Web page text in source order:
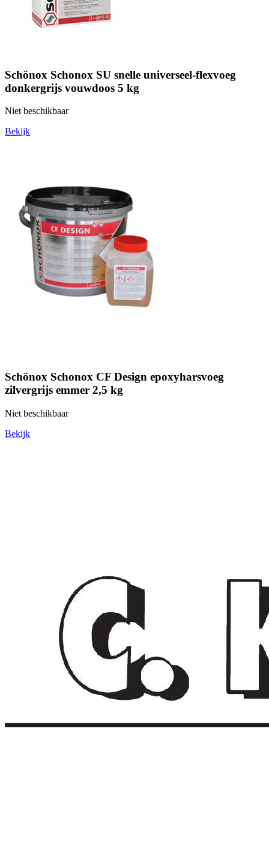
Schönox Schonox SU snelle universeel-flexvoeg
donkergrijs vouwdoos 5 kg
Niet beschikbaar
Bekijk
Schönox Schonox CF Design epoxyharsvoeg
zilvergrijs emmer 2,5 kg
Niet beschikbaar
Bekijk